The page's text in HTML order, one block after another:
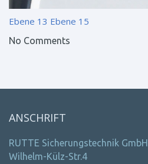
Ebene 13 Ebene 15
No Comments
ANSCHRIFT
RUTTE Sicherungstechnik GmbH
Wilhelm-Külz-Str.4